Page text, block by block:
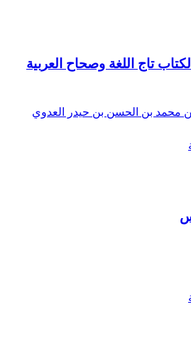
تاج اللغة وصحاح العربية
محمد بن الحسن بن حيدر العدوي